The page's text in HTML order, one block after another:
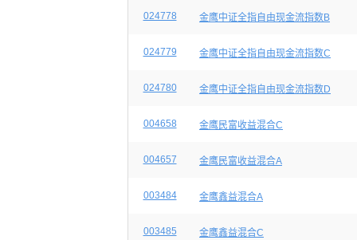
024778 金鹰中证全指自由现金流指数B
024779 金鹰中证全指自由现金流指数C
024780 金鹰中证全指自由现金流指数D
004658 金鹰民富收益混合C
004657 金鹰民富收益混合A
003484 金鹰鑫益混合A
003485 金鹰鑫益混合C